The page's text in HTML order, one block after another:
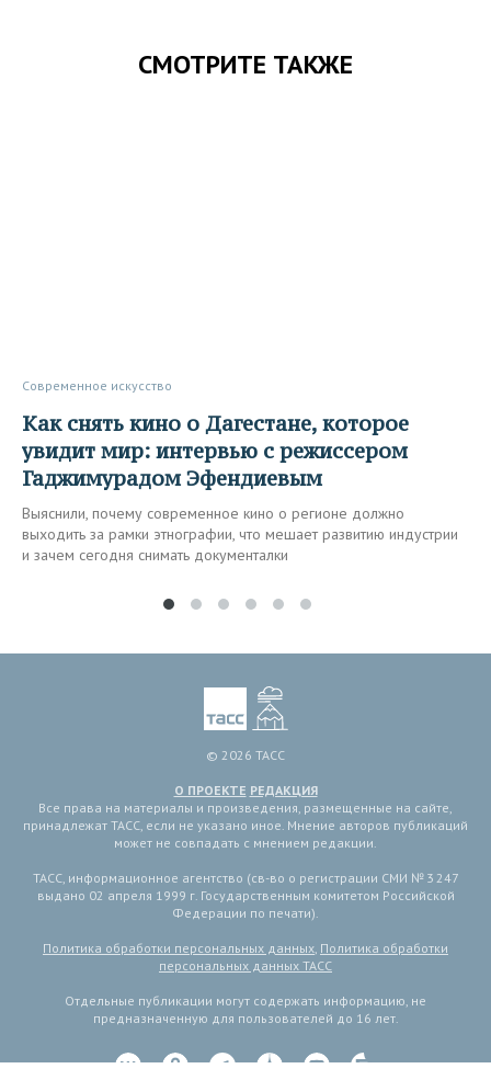
СМОТРИТЕ ТАКЖЕ
Современное искусство
Как снять кино о Дагестане, которое
увидит мир: интервью с режиссером
Гаджимурадом Эфендиевым
Выяснили, почему современное кино о регионе должно
выходить за рамки этнографии, что мешает развитию индустрии
и зачем сегодня снимать документалки
© 2026 ТАСС
О ПРОЕКТЕ РЕДАКЦИЯ
Все права на материалы и произведения, размещенные на сайте,
принадлежат ТАСС, если не указано иное. Мнение авторов публикаций
может не совпадать с мнением редакции.
ТАСС, информационное агентство (св-во о регистрации СМИ № 3 247
выдано 02 апреля 1999 г. Государственным комитетом Российской
Федерации по печати).
Политика обработки персональных данных, Политика обработки
персональных данных ТАСС
Отдельные публикации могут содержать информацию, не
предназначенную для пользователей до 16 лет.